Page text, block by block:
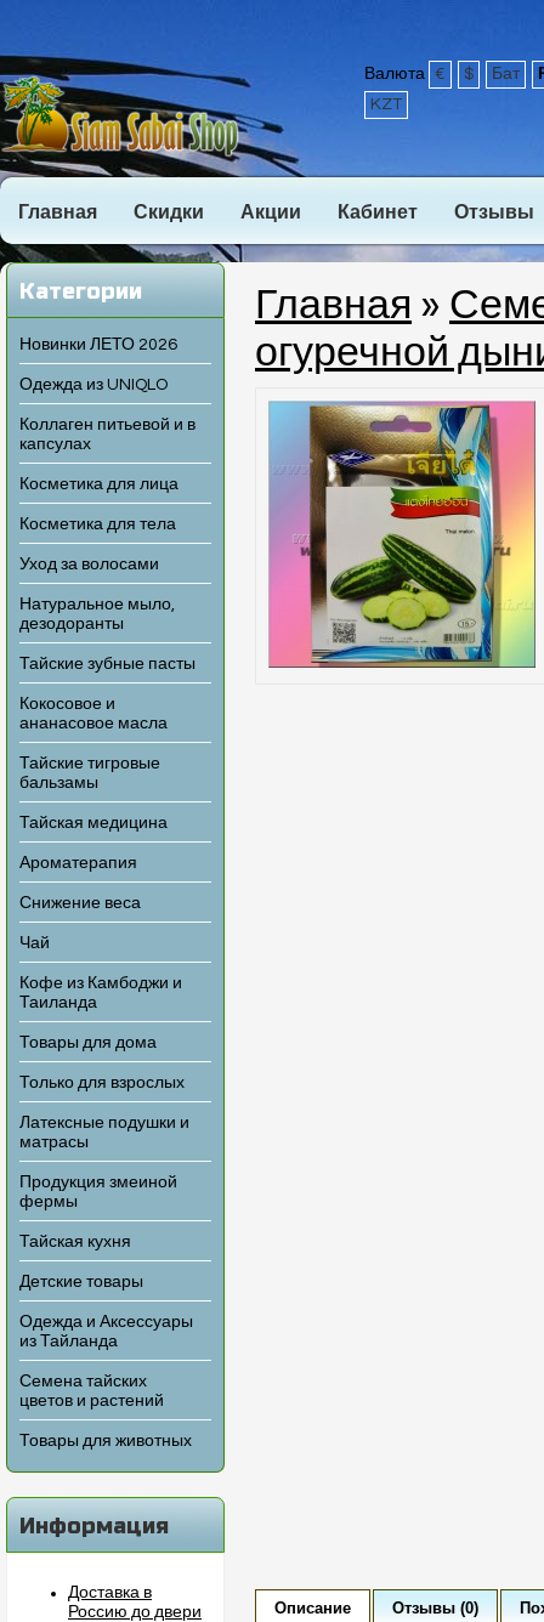
Валюта € $ Бат
KZT
Главная Скидки Акции Кабинет Отзывы
Категории
Новинки ЛЕТО 2026
Одежда из UNIQLO
Коллаген питьевой и в
капсулах
Косметика для лица
Косметика для тела
Уход за волосами
Натуральное мыло,
дезодоранты
Тайские зубные пасты
Кокосовое и
ананасовое масла
Тайские тигровые
бальзамы
Тайская медицина
Ароматерапия
Снижение веса
Чай
Кофе из Камбоджи и
Таиланда
Товары для дома
Только для взрослых
Латексные подушки и
матрасы
Продукция змеиной
фермы
Тайская кухня
Детские товары
Одежда и Аксессуары
из Тайланда
Семена тайских
цветов и растений
Товары для животных
Информация
Доставка в
Россию до двери
Главная »
огуречной
Описание Отзывы (0)